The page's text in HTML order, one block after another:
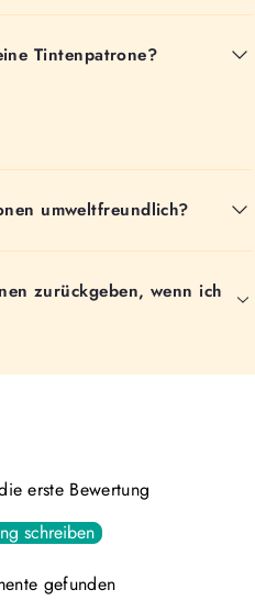
Tintenpatrone?
umweltfreundlich?
zurückgeben, wenn ich
erste Bewertung
schreiben
gefunden